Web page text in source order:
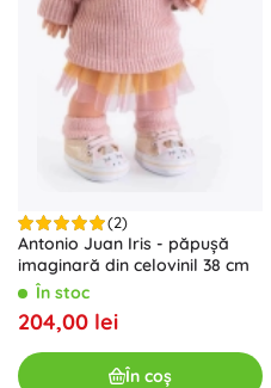
(2)
Antonio Juan Iris - păpușă
imaginară din celovinil 38 cm
În stoc
204,00 lei
În coș